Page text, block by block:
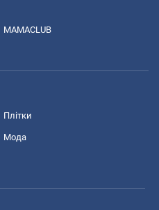
MAMACLUB
Плітки
Мода